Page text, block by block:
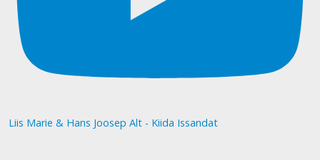
Liis Marie & Hans Joosep Alt - Kiida Issandat